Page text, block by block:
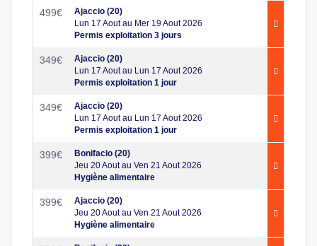
499€
Ajaccio (20)
Lun 17 Aout au Mer 19 Aout 2026
Permis exploitation 3 jours
349€
Ajaccio (20)
Lun 17 Aout au Lun 17 Aout 2026
Permis exploitation 1 jour
349€
Ajaccio (20)
Lun 17 Aout au Lun 17 Aout 2026
Permis exploitation 1 jour
399€
Bonifacio (20)
Jeu 20 Aout au Ven 21 Aout 2026
Hygiène alimentaire
399€
Ajaccio (20)
Jeu 20 Aout au Ven 21 Aout 2026
Hygiène alimentaire